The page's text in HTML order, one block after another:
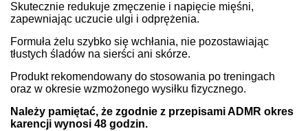
Skutecznie redukuje zmęczenie i napięcie mięśni,
zapewniając uczucie ulgi i odprężenia.
Formuła żelu szybko się wchłania, nie pozostawiając
tłustych śladów na sierści ani skórze.
Produkt rekomendowany do stosowania po treningach
oraz w okresie wzmożonego wysiłku fizycznego.
Należy pamiętać, że zgodnie z przepisami ADMR okres
karencji wynosi 48 godzin.